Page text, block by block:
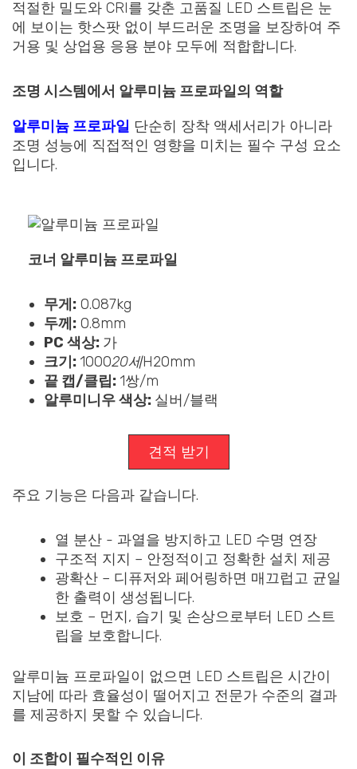
적절한 밀도와 CRI를 갖춘 고품질 LED 스트립은 눈
에 보이는 핫스팟 없이 부드러운 조명을 보장하여 주
거용 및 상업용 응용 분야 모두에 적합합니다.
조명 시스템에서 알루미늄 프로파일의 역할
알루미늄 프로파일 단순히 장착 액세서리가 아니라
조명 성능에 직접적인 영향을 미치는 필수 구성 요소
입니다.
코너 알루미늄 프로파일
무게: 0.087kg
두께: 0.8mm
PC 색상: 가
크기: 100020세H20mm
끝 캡/클립: 1쌍/m
알루미니우 색상: 실버/블랙
견적 받기
주요 기능은 다음과 같습니다.
열 분산 - 과열을 방지하고 LED 수명 연장
구조적 지지 – 안정적이고 정확한 설치 제공
광확산 – 디퓨저와 페어링하면 매끄럽고 균일
한 출력이 생성됩니다.
보호 – 먼지, 습기 및 손상으로부터 LED 스트
립을 보호합니다.
알루미늄 프로파일이 없으면 LED 스트립은 시간이
지남에 따라 효율성이 떨어지고 전문가 수준의 결과
를 제공하지 못할 수 있습니다.
이 조합이 필수적인 이유